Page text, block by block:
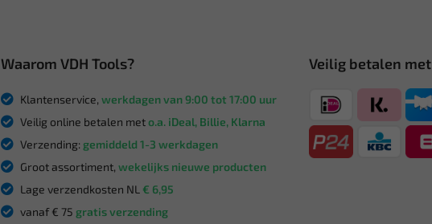
Waarom VDH Tools?
Klantenservice, werkdagen van 9:00 tot 17:00 uur
Veilig online betalen meto.a. iDeal, Billie, Klarna
Verzending: gemiddeld 1-3 werkdagen
Groot assortiment, wekelijks nieuwe producten
Lage verzendkosten NL € 6,95
vanaf € 75 gratis verzending
Veilig betalen met